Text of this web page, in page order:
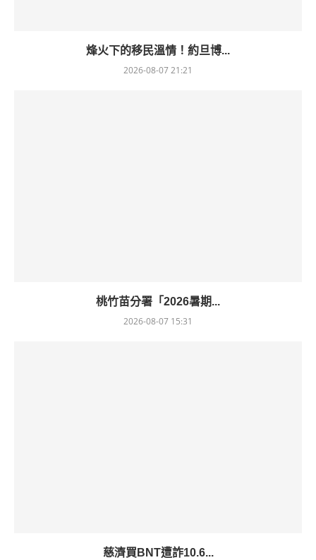
烽火下的移民溫情！約旦博...
2026-08-07 21:21
桃竹苗分署「2026暑期...
2026-08-07 15:31
慈濟買BNT遭詐10.6...